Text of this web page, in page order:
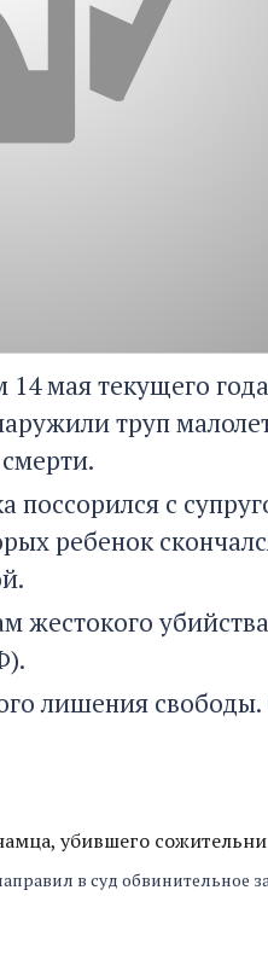
мая текущего
труп
поссорился с
ребенок
убийства
лишения свободы.
убившего
в суд обвинительное